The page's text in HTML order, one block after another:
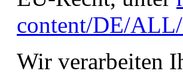
content/DE/
Wir verarbeiten